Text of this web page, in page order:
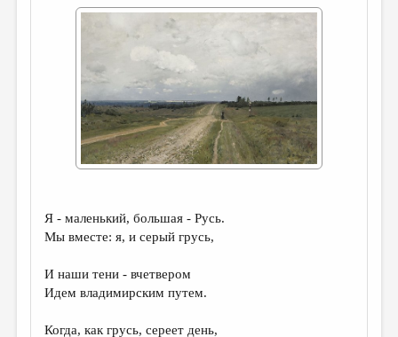
ОТДЕЛЫ И РУБРИКИ
ИЗБРАННОЕ
ДАЙДЖЕСТ
ПЕРЕВОДЫ
КОНКУРСЫ
ДЕТСКАЯ КОМНАТА
КНИЖНАЯ ПОЛКА
Я - маленький, большая - Русь.
Мы вместе: я, и серый грусь,
И наши тени - вчетвером
Идем владимирским путем.
Когда, как грусь, сереет день,